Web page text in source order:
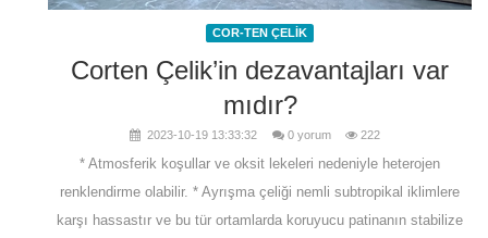
COR-TEN ÇELİK
Corten Çelik’in dezavantajları var
mıdır?
2023-10-19 13:33:32 0 yorum 222
* Atmosferik koşullar ve oksit lekeleri nedeniyle heterojen
renklendirme olabilir. * Ayrışma çeliği nemli subtropikal iklimlere
karşı hassastır ve bu tür ortamlarda koruyucu patinanın stabilize